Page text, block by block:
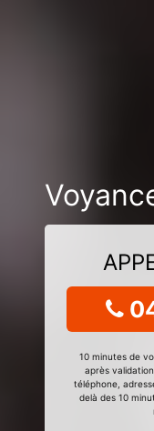
10 minutes de
après
téléphone,
delà des 10